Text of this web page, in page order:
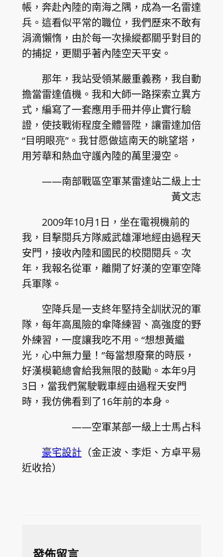
帳，奔赴內陸的南海之隅，成為一名雷達
兵。這看似平常的職位，我們歷來不敢有
涓滴懶惰，由於每一次操縱都關乎對目的
的捕捉，更關乎著內陸空天平安。
那年，我站受領某嚴重義務，我自動
擔當雷達值機。我和大師一路探索立異方
式，編寫了一套應用手冊并停止實行驗
證，使技戰術程度全體晉陞，讓雷達加倍
“目明眼亮”。我甘愿做這南天的眺望塔，
用芳華和熱血守護內陸的萬里漫空。
——南部戰區空軍某雷達站二級上士
黃文志
2009年10月1日，坐在電視機前的
我，目擊閱兵方隊威武雄渾地經由過程天
安門，接收內陸和國民的校閱閱兵。次
年，我報名從軍，離開了好漢的空軍空降
兵軍隊。
空降兵是一支終年堅持全訓狀況的軍
隊，每年高風險的傘降練習、高強度的野
外練習，一度讓我吃不用。“想想黃繼
光，心中無力量！”每當想廢棄的時辰，
好漢模範總會給我無限的鼓勵。本年9月
3日，當我們駕駛戰車經由過程天安門
時，我仿佛看到了16年前的本身。
——空軍某部一級上士馬占科
豪宅設計 （金正波、李炬、方卓平易
近收拾）